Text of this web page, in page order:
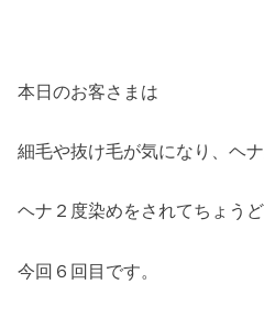
本日のお客さまは
細毛や抜け毛が気になり、ヘ
ヘナ２度染めをされてちょう
今回６回目です。